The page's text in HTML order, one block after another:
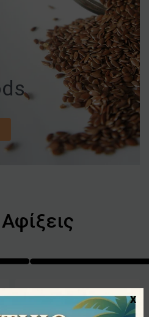
x